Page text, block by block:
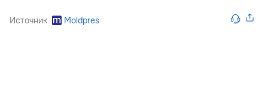
Источник Moldpres